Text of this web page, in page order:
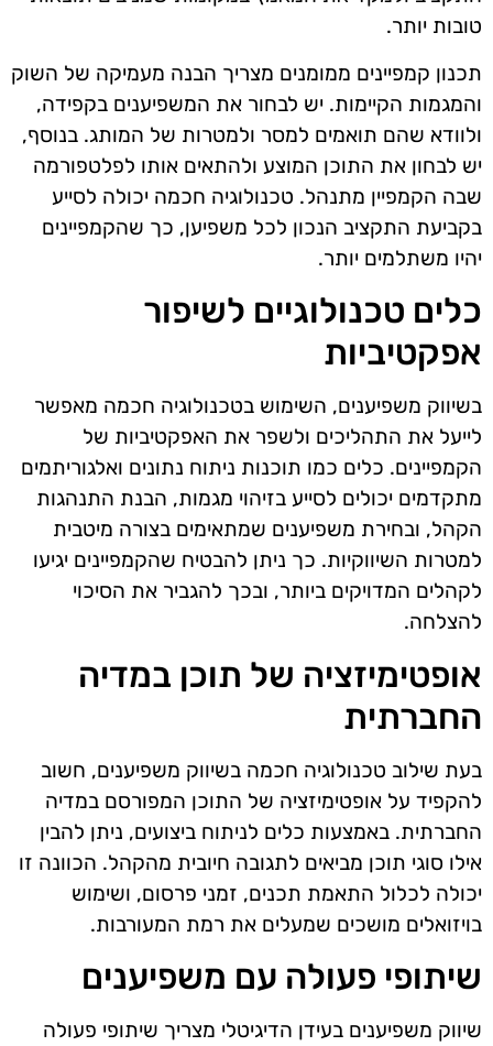
טובות יותר.
תכנון קמפיינים ממומנים מצריך הבנה מעמיקה של השוק
והמגמות הקיימות. יש לבחור את המשפיענים בקפידה,
ולוודא שהם תואמים למסר ולמטרות של המותג. בנוסף,
יש לבחון את התוכן המוצע ולהתאים אותו לפלטפורמה
שבה הקמפיין מתנהל. טכנולוגיה חכמה יכולה לסייע
בקביעת התקציב הנכון לכל משפיען, כך שהקמפיינים
יהיו משתלמים יותר.
כלים טכנולוגיים לשיפור
אפקטיביות
בשיווק משפיענים, השימוש בטכנולוגיה חכמה מאפשר
לייעל את התהליכים ולשפר את האפקטיביות של
הקמפיינים. כלים כמו תוכנות ניתוח נתונים ואלגוריתמים
מתקדמים יכולים לסייע בזיהוי מגמות, הבנת התנהגות
הקהל, ובחירת משפיענים שמתאימים בצורה מיטבית
למטרות השיווקיות. כך ניתן להבטיח שהקמפיינים יגיעו
לקהלים המדויקים ביותר, ובכך להגביר את הסיכוי
להצלחה.
אופטימיזציה של תוכן במדיה
החברתית
בעת שילוב טכנולוגיה חכמה בשיווק משפיענים, חשוב
להקפיד על אופטימיזציה של התוכן המפורסם במדיה
החברתית. באמצעות כלים לניתוח ביצועים, ניתן להבין
אילו סוגי תוכן מביאים לתגובה חיובית מהקהל. הכוונה זו
יכולה לכלול התאמת תכנים, זמני פרסום, ושימוש
בויזואלים מושכים שמעלים את רמת המעורבות.
שיתופי פעולה עם משפיענים
שיווק משפיענים בעידן הדיגיטלי מצריך שיתופי פעולה